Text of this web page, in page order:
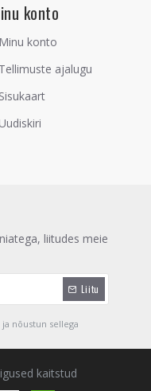
konto
Minu konto
Tellimuste ajalugu
Sisukaart
liitudes meie
Liitu
ja nõustun sellega
kaitstud